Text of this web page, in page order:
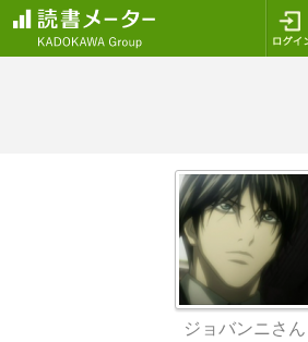
ジョバンニさん